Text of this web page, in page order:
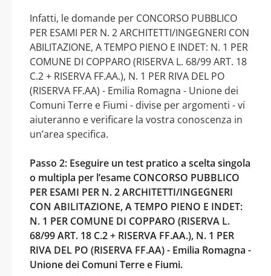
Infatti, le domande per CONCORSO PUBBLICO
PER ESAMI PER N. 2 ARCHITETTI/INGEGNERI CON
ABILITAZIONE, A TEMPO PIENO E INDET: N. 1 PER
COMUNE DI COPPARO (RISERVA L. 68/99 ART. 18
C.2 + RISERVA FF.AA.), N. 1 PER RIVA DEL PO
(RISERVA FF.AA) - Emilia Romagna - Unione dei
Comuni Terre e Fiumi - divise per argomenti - vi
aiuteranno e verificare la vostra conoscenza in
un’area specifica.
Passo 2: Eseguire un test pratico a scelta singola
o multipla per l’esame CONCORSO PUBBLICO
PER ESAMI PER N. 2 ARCHITETTI/INGEGNERI
CON ABILITAZIONE, A TEMPO PIENO E INDET:
N. 1 PER COMUNE DI COPPARO (RISERVA L.
68/99 ART. 18 C.2 + RISERVA FF.AA.), N. 1 PER
RIVA DEL PO (RISERVA FF.AA) - Emilia Romagna -
Unione dei Comuni Terre e Fiumi.